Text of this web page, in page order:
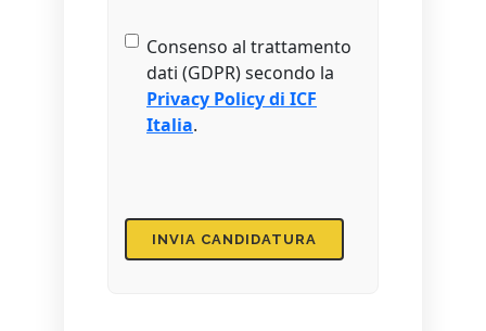
Privacy
Consenso al trattamento
dati (GDPR) secondo la
Privacy Policy di ICF
Italia.